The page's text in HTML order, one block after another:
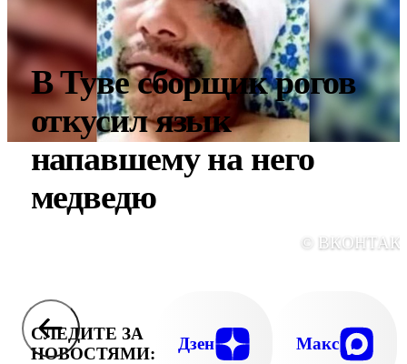
В Туве сборщик рогов
откусил язык
напавшему на него
медведю
©
СЛЕДИТЕ ЗА
НОВОСТЯМИ:
Дзен Макс